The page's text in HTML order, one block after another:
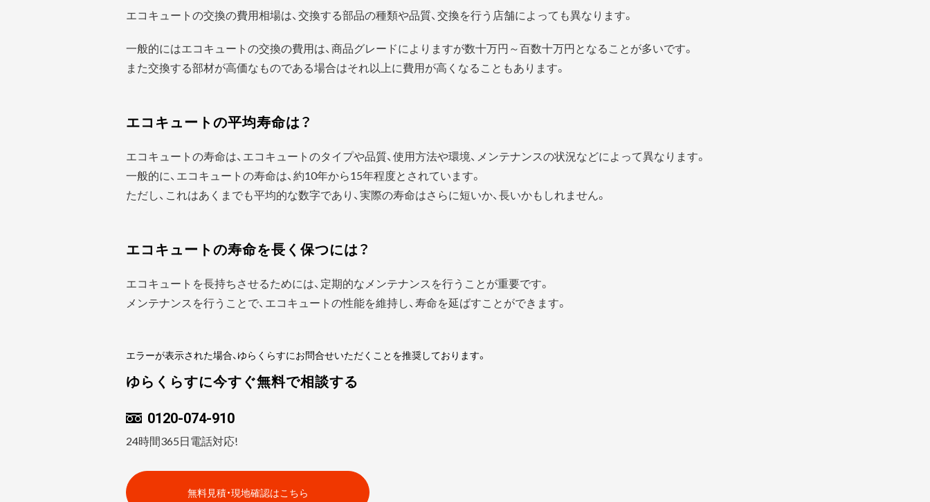
エコキュートの交換の費用相場は、交換する部品の種類や品質、交換を行う店舗によっても異なります。
一般的にはエコキュートの交換の費用は、商品グレードによりますが数十万円～百数十万円となることが多いです。
また交換する部材が高価なものである場合はそれ以上に費用が高くなることもあります。
エコキュートの平均寿命は？
エコキュートの寿命は、エコキュートのタイプや品質、使用方法や環境、メンテナンスの状況などによって異なります。
一般的に、エコキュートの寿命は、約10年から15年程度とされています。
ただし、これはあくまでも平均的な数字であり、実際の寿命はさらに短いか、長いかもしれません。
エコキュートの寿命を長く保つには？
エコキュートを長持ちさせるためには、定期的なメンテナンスを行うことが重要です。
メンテナンスを行うことで、エコキュートの性能を維持し、寿命を延ばすことができます。
エラーが表示された場合、ゆらくらすにお問合せいただくことを推奨しております。
ゆらくらすに今すぐ無料で相談する
0120-074-910
24時間365日電話対応!
無料見積・現地確認はこちら